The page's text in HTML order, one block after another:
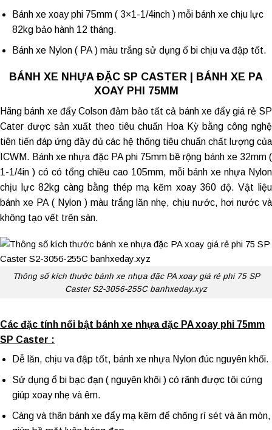
Bánh xe xoay phi 75mm ( 3×1-1/4inch ) mỗi bánh xe chịu lực
82kg bảo hành 12 tháng.
Bánh xe Nylon ( PA ) màu trắng sử dụng ổ bi chịu va đập tốt.
BÁNH XE NHỰA ĐẶC SP CASTER | BÁNH XE PA
XOAY PHI 75MM
Hãng bánh xe đẩy Colson đảm bảo tất cả bánh xe đẩy giá rẻ SP
Cater được sản xuất theo tiêu chuẩn Hoa Kỳ bằng công nghệ
tiên tiến đáp ứng đầy đủ các hệ thống tiêu chuẩn chất lượng của
ICWM. Bánh xe nhựa đặc PA phi 75mm bề rộng bánh xe 32mm (
1-1/4in ) có có tổng chiều cao 105mm, mỗi bánh xe nhựa Nylon
chịu lực 82kg càng bằng thép mạ kẽm xoay 360 độ. Vật liệu
bánh xe PA ( Nylon ) màu trắng lăn nhẹ, chịu nước, hơi nước và
không tạo vết trên sàn.
Thông số kích thước bánh xe nhựa đặc PA xoay giá rẻ phi 75 SP
Caster S2-3056-255C banhxeday.xyz
Các đặc tính nổi bật bánh xe nhựa đặc PA xoay phi 75mm
SP Caster :
Dễ lăn, chịu va đập tốt, bánh xe nhựa Nylon đúc nguyên khối.
Sử dụng ổ bi bạc đạn ( nguyên khối ) có rãnh được tôi cứng
giúp xoay nhẹ và êm.
Càng và thân bánh xe đẩymạ kẽm để chống rỉ sét và ăn mòn,